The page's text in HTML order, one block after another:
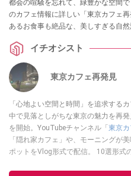
都会の喧騒を忘れて、緑豊かな空間
のカフェ情報に詳しい「東京カフェ
あるお食事も絶品な、美しすぎる自
イチオシスト
東京カフェ再発見
「心地よい空間と時間」を追求する
中で見落としがちな東京の魅力を再
を開始。YouTubeチャンネル「東京
「隠れ家カフェ」や、モーニングが
ポットをVlog形式で配信。 10選形式